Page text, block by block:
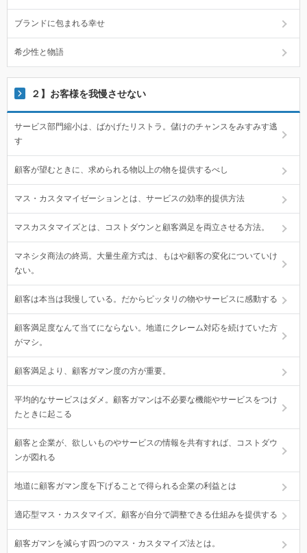
ブランドに包まれる幸せ
希少性と物語
２】お客様を我慢させない
サービス部門縮小は、ばかげたリストラ。儲けのチャンスをみすみす逃
す
顧客が望むときに、求められる物以上の物を提供するべし
マス・カスタマイゼーションとは、サービスの効率的提供方法
マスカスタマイズとは、コストダウンと顧客満足を両立させる方法。
マネシタ商法の終焉。大量生産方式は、もはや顧客の変化についていけ
ない。
顧客は本当は我慢している。だからピッタリの物やサービスに感動する
顧客満足度なんて当てにならない。地道にクレーム対応を続けていた方
がマシ。
顧客満足より、顧客ガマン度の方が重要。
平均的なサービスはダメ。顧客ガマンは不必要な機能やサービスをつけ
たときに起こる
顧客と企業が、欲しいものやサービスの情報を共有すれば、コストダウ
ンが図れる
地道に顧客ガマン度を下げることで得られる企業の利益とは
適応型マス・カスタマイズ。顧客が自分で調整できる仕組みを提供する
顧客ガマンを減らす四つのマス・カスタマイズ法とは。